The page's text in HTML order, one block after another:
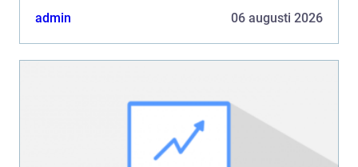
orsaka...
admin 06 augusti 2026